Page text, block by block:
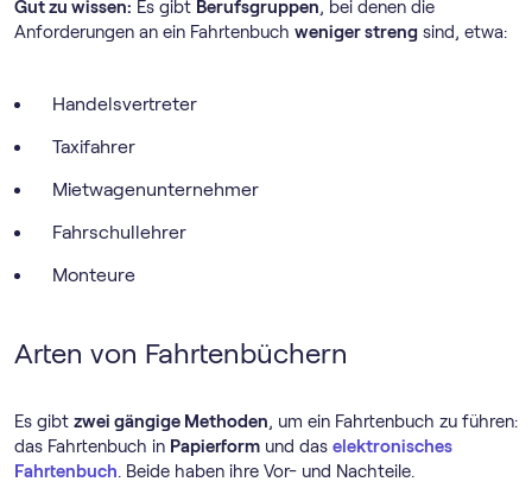
Gut zu wissen: Es gibt Berufsgruppen, bei denen die
Anforderungen an ein Fahrtenbuch weniger streng sind, etwa:
Handelsvertreter
Taxifahrer
Mietwagenunternehmer
Fahrschullehrer
Monteure
Arten von Fahrtenbüchern
Es gibt zwei gängige Methoden, um ein Fahrtenbuch zu führen:
das Fahrtenbuch in Papierform und das elektronisches
Fahrtenbuch. Beide haben ihre Vor- und Nachteile.